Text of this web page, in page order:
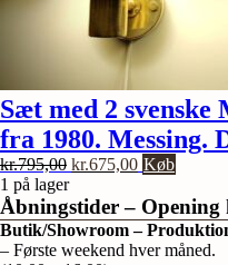
Sæt med 2
fra 1980. Messing.
kr.795,00 Den
pris
var:
kr.795,00.
kr.675,00Den
pris
er:
kr.675,00.
Køb
1 på lager
Åbningstider – Opening
Butik/Showroom –
– Første weekend hver måned.